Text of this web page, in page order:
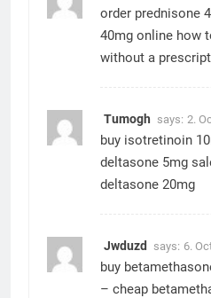
order prednisone
40mg online how
without a
Tumogh says: 2.
buy isotretinoin
deltasone 5mg
deltasone 20mg
Jwduzd says: 6.
buy
– cheap